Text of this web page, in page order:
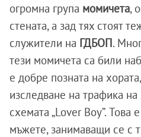
огромна група момичета,
стената, а зад тях стоят
служители на ГДБОП.
тези момичета са били
е добре позната на
изследване на трафика на
схемата „Lover Boy”. Това
мъжете, занимаващи се с